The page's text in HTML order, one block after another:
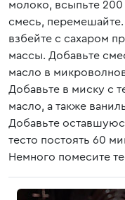
молоко, всыпьте
смесь, перемешайте.
взбейте с сахаром
массы. Добавьте
масло в
Добавьте в миску с
масло, а также
Добавьте
тесто постоять 60
Немного помесите